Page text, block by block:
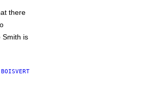
there
Smith is